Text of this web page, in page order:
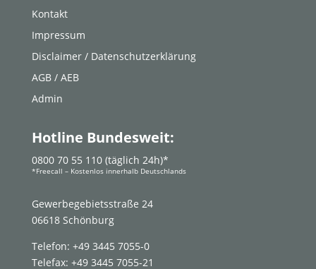
Kontakt
Impressum
Disclaimer / Datenschutzerklärung
AGB / AEB
Admin
Hotline Bundesweit:
0800 70 55 110 (täglich 24h)*
*Freecall – Kostenlos innerhalb Deutschlands
Gewerbegebietsstraße 24
06618 Schönburg
Telefon: +49 3445 7055-0
Telefax: +49 3445 7055-21